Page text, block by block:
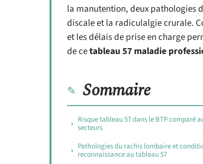
la manutention, deux pathologies
discale et la radiculalgie crurale.
et les délais de prise en charge
de cetableau 57 maladie
Sommaire
Risque tableau 57 dans le BTP comparé
secteurs
Pathologies du rachis lombaire et
reconnaissance au tableau 57